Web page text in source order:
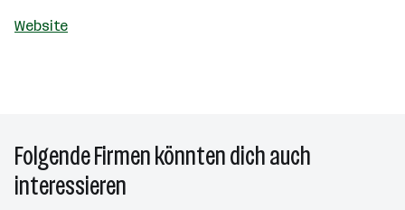
Website
Folgende Firmen könnten dich auch
interessieren